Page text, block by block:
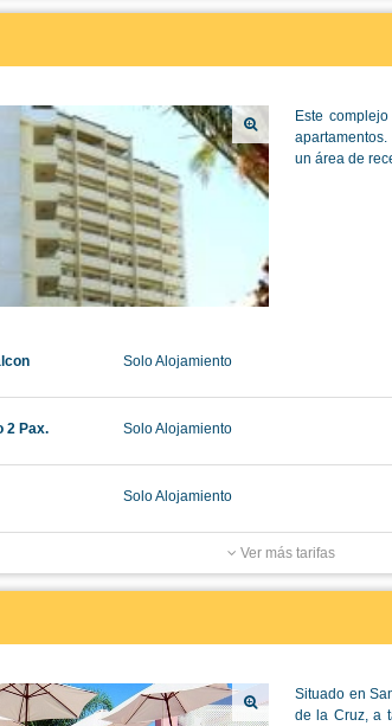
Este
un área de
Solo Alojamiento
2 Pax. Solo Alojamiento
Solo Alojamiento
Ver más tarifas
Situado en
de la Cruz, a